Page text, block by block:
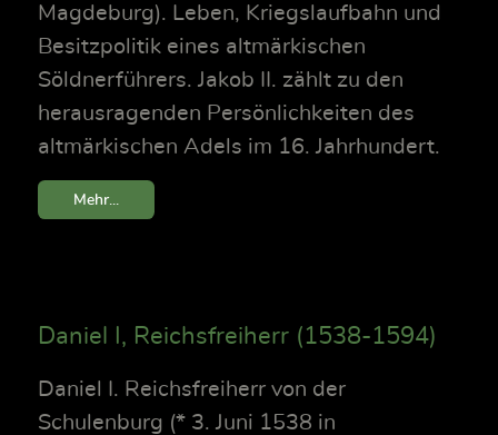
Magdeburg). Leben, Kriegslaufbahn und
Besitzpolitik eines altmärkischen
Söldnerführers. Jakob II. zählt zu den
herausragenden Persönlichkeiten des
altmärkischen Adels im 16. Jahrhundert.
Mehr...
Daniel I, Reichsfreiherr (1538-1594)
Daniel I. Reichsfreiherr von der
Schulenburg (* 3. Juni 1538 in